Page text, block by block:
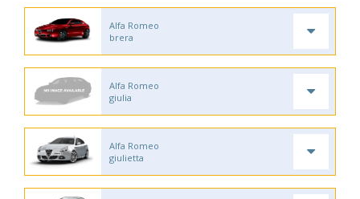
Alfa Romeo
brera
Alfa Romeo
giulia
Alfa Romeo
giulietta